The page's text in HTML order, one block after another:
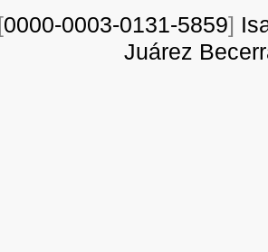
[0000-0003-0131-5859]
Juárez